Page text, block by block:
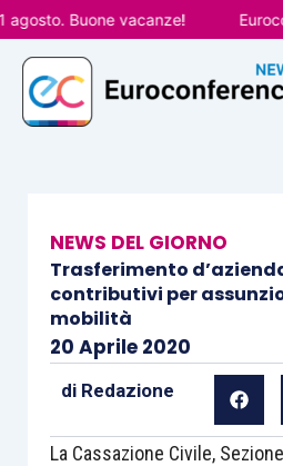
Vai
al
contenuto
Buone vacanze!
NEWS DEL GIORNO
Trasferimento
contributivi per
mobilità
20 Aprile 2020
di Redazione
La Cassazione Civile,